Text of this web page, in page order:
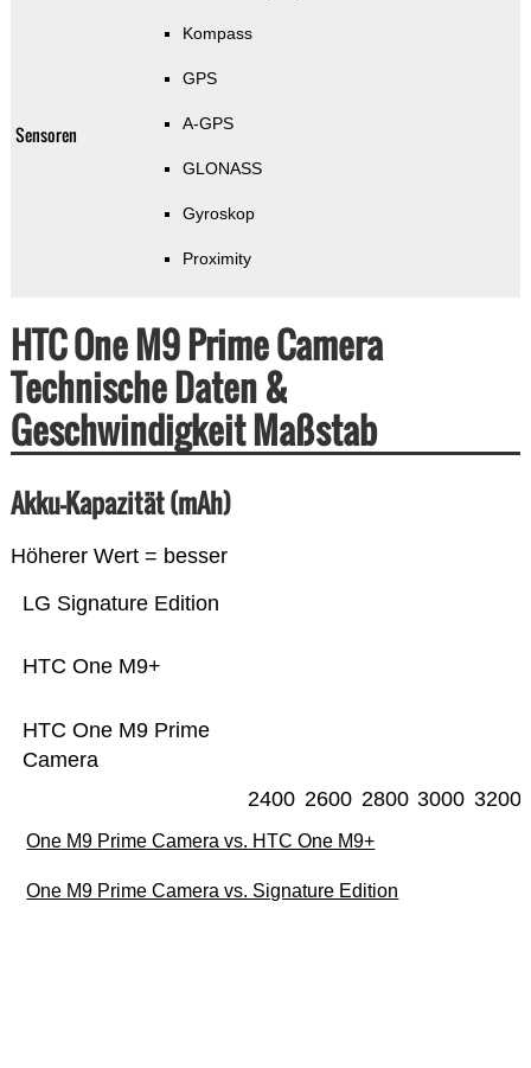
Sensoren
Kompass
GPS
A-GPS
GLONASS
Gyroskop
Proximity
HTC One M9 Prime Camera
Technische Daten &
Geschwindigkeit Maßstab
Akku-Kapazität (mAh)
Höherer Wert = besser
HTC One M9 Prime
Camera
HTC One M9+
LG Signature Edition
2400 2600 2800 3000 3200
One M9 Prime Camera vs. HTC One M9+
One M9 Prime Camera vs. Signature Edition